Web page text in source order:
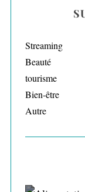
Streaming
Beauté
tourisme
Bien-être
Autre